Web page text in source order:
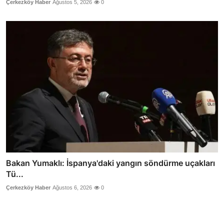
Çerkezköy Haber Ağustos 5, 2026 0
Bakan Yumaklı: İspanya'daki yangın söndürme uçakları
Tü...
Çerkezköy Haber Ağustos 6, 2026 0